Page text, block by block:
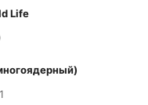
Life